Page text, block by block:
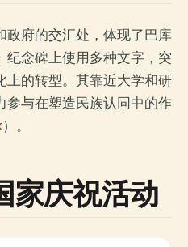
政府的交汇处，体现了巴库
纪念碑上使用多种文字，突
上的转型。其靠近大学和研
参与在塑造民族认同中的作
）。
家庆祝活动